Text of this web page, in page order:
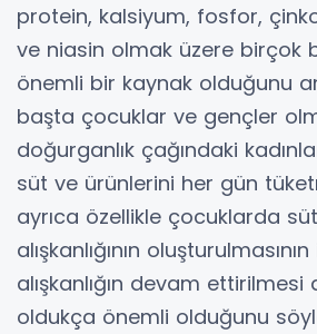
protein, kalsiyum, fosfor, çinko,
ve niasin olmak üzere birçok
önemli bir kaynak olduğunu
başta çocuklar ve gençler
doğurganlık çağındaki
süt ve ürünlerini her gün
ayrıca özellikle çocuklarda
alışkanlığının
alışkanlığın devam ettirilmesi
oldukça önemli olduğunu